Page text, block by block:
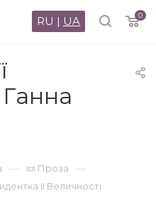
0
RU | UA
— 📜 Проза —
її Величності